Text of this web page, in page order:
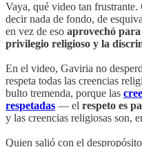
Vaya, qué video tan
decir nada de fondo, de
en vez de eso aprovechó
privilegio religioso y la
En el video, Gaviria no
respeta todas las creencias
bulto tremenda, porque las
respetadas — el respeto es
y las creencias religiosas son,
Quien salió con el